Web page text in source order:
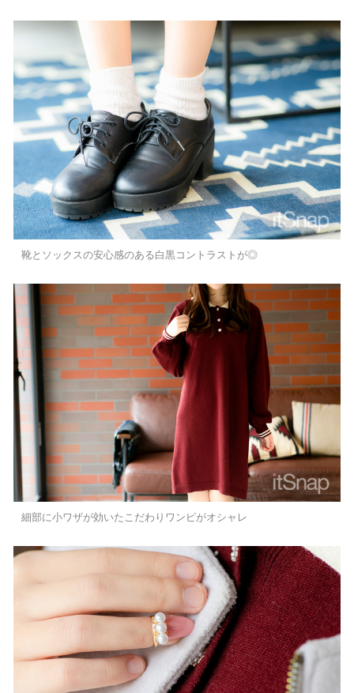
靴とソックスの安心感のある白黒コントラストが◎
細部に小ワザが効いたこだわりワンピがオシャレ